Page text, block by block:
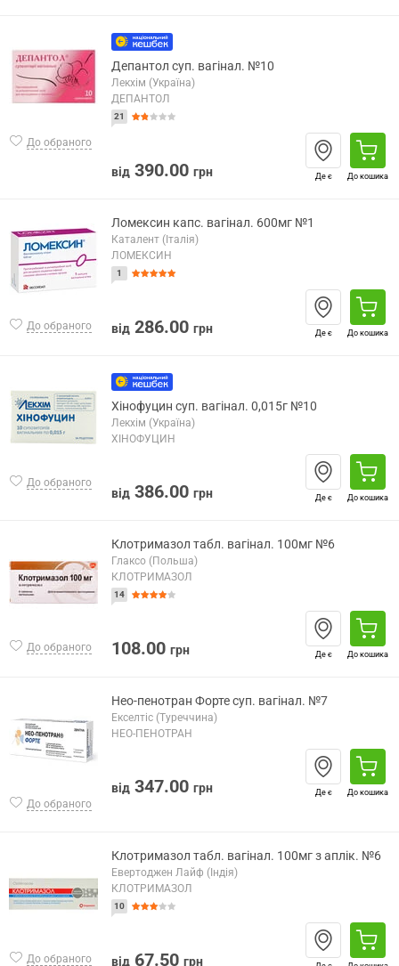
До обраного
Депантол суп. вагінал. №10
Лекхім (Україна)
ДЕПАНТОЛ
21
від 390.00 грн Де є До кошика
До обраного
Ломексин капс. вагінал. 600мг №1
Каталент (Італія)
ЛОМЕКСИН
1
від 286.00 грн Де є До кошика
До обраного
Хінофуцин суп. вагінал. 0,015г №10
Лекхім (Україна)
ХІНОФУЦИН
від 386.00 грн Де є До кошика
До обраного
Клотримазол табл. вагінал. 100мг №6
Глаксо (Польша)
КЛОТРИМАЗОЛ
14
108.00 грн Де є До кошика
До обраного
Нео-пенотран Форте суп. вагінал. №7
Екселтіс (Туреччина)
НЕО-ПЕНОТРАН
від 347.00 грн Де є До кошика
До обраного
Клотримазол табл. вагінал. 100мг з аплік. №6
Евертоджен Лайф (Індія)
КЛОТРИМАЗОЛ
10
від 67.50 грн